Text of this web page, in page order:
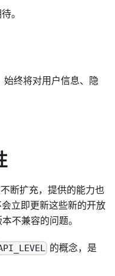
。
终将对用户信息、隐
断扩充，提供的能力也
立即更新这些新的开放
不兼容的问题。
的概念，是